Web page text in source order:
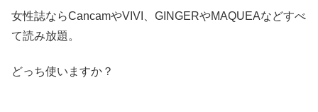
女性誌ならCancamやVIVI、GINGERやMAQUEAなどすべ
て読み放題。
どっち使いますか？